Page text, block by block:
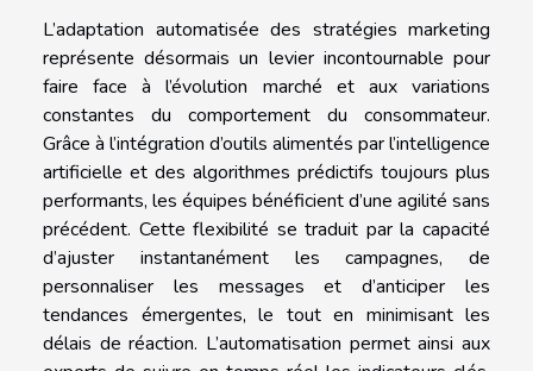
L’adaptation automatisée des stratégies marketing
représente désormais un levier incontournable pour
faire face à l’évolution marché et aux variations
constantes du comportement du consommateur.
Grâce à l’intégration d’outils alimentés par l’intelligence
artificielle et des algorithmes prédictifs toujours plus
performants, les équipes bénéficient d’une agilité sans
précédent. Cette flexibilité se traduit par la capacité
d’ajuster instantanément les campagnes, de
personnaliser les messages et d’anticiper les
tendances émergentes, le tout en minimisant les
délais de réaction. L’automatisation permet ainsi aux